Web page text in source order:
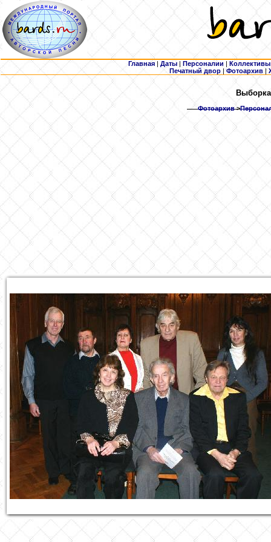
Главная | Даты | Персоналии | Коллективы
Печатный двор |Фотоархив |
Фотоархив>